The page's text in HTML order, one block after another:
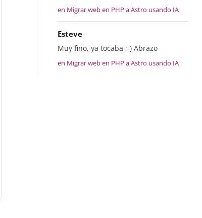
en Migrar web en PHP a Astro usando IA
Esteve
Muy fino, ya tocaba ;-) Abrazo
en Migrar web en PHP a Astro usando IA